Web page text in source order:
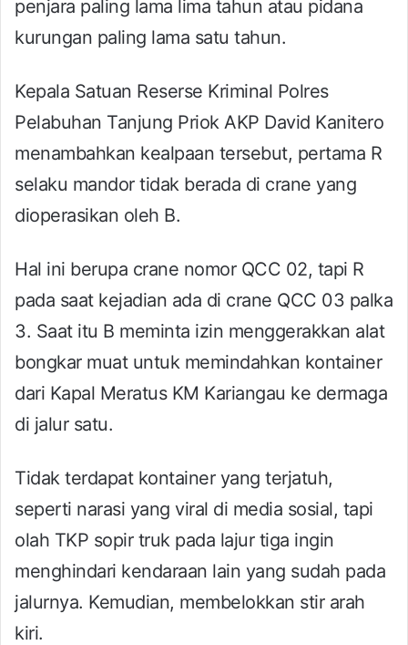
penjara paling lama lima tahun atau pidana
kurungan paling lama satu tahun.
Kepala Satuan Reserse Kriminal Polres
Pelabuhan Tanjung Priok AKP David Kanitero
menambahkan kealpaan tersebut, pertama R
selaku mandor tidak berada di crane yang
dioperasikan oleh B.
Hal ini berupa crane nomor QCC 02, tapi R
pada saat kejadian ada di crane QCC 03 palka
3. Saat itu B meminta izin menggerakkan alat
bongkar muat untuk memindahkan kontainer
dari Kapal Meratus KM Kariangau ke dermaga
di jalur satu.
Tidak terdapat kontainer yang terjatuh,
seperti narasi yang viral di media sosial, tapi
olah TKP sopir truk pada lajur tiga ingin
menghindari kendaraan lain yang sudah pada
jalurnya. Kemudian, membelokkan stir arah
kiri.